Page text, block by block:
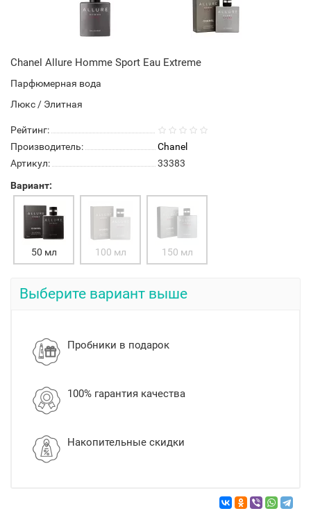
Chanel Allure Homme Sport Eau Extreme
Парфюмерная вода
Люкс / Элитная
Рейтинг:
Производитель:
Chanel
Артикул:
33383
Вариант:
50 мл 100 мл 150 мл
Выберите вариант выше
Пробники в подарок
100% гарантия качества
Накопительные скидки